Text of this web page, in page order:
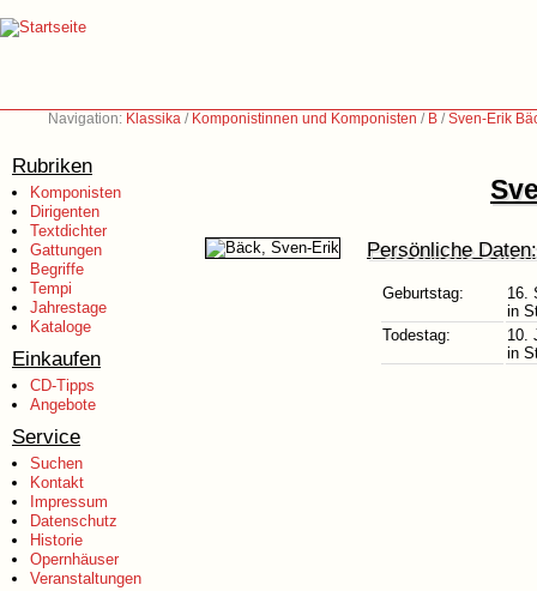
Navigation: Klassika / Komponistinnen und Komponisten / B /Sven-Erik
Rubriken
Komponisten
Dirigenten
Textdichter
Gattungen
Begriffe
Tempi
Jahrestage
Kataloge
Einkaufen
CD-Tipps
Angebote
Service
Suchen
Kontakt
Impressum
Datenschutz
Historie
Opernhäuser
Veranstaltungen
Persönliche Daten:
Geburtstag:
16.
in
Todestag:
10.
in